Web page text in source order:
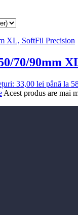
70/90mm
33,00 lei până la
Acest produs are mai